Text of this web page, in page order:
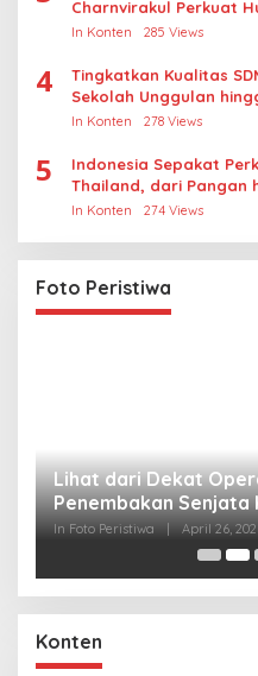
Charnvirakul Perkuat
In Konten 285 Views
4
Tingkatkan Kualitas
Sekolah Unggulan
Dunia
In Konten 278 Views
5
Indonesia Sepakat
Thailand, dari Pangan
In Konten 274 Views
Foto Peristiwa
Lihat dari Dekat
Penembakan Senjata
In Foto Peristiwa April 26,
Konten